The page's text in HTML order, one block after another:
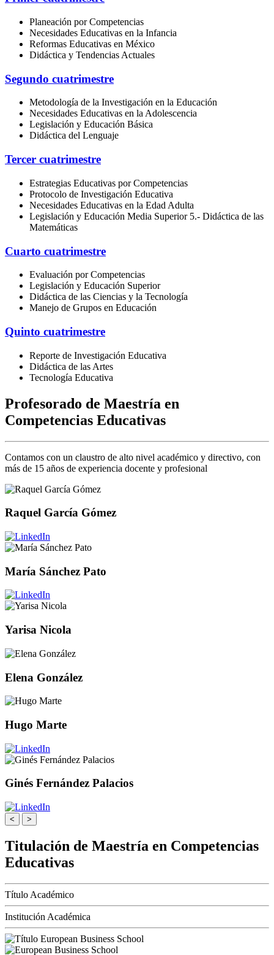
Planeación por Competencias
Necesidades Educativas en la Infancia
Reformas Educativas en México
Didáctica y Tendencias Actuales
Segundo cuatrimestre
Metodología de la Investigación en la Educación
Necesidades Educativas en la Adolescencia
Legislación y Educación Básica
Didáctica del Lenguaje
Tercer cuatrimestre
Estrategias Educativas por Competencias
Protocolo de Investigación Educativa
Necesidades Educativas en la Edad Adulta
Legislación y Educación Media Superior 5.- Didáctica de las
Matemáticas
Cuarto cuatrimestre
Evaluación por Competencias
Legislación y Educación Superior
Didáctica de las Ciencias y la Tecnología
Manejo de Grupos en Educación
Quinto cuatrimestre
Reporte de Investigación Educativa
Didáctica de las Artes
Tecnología Educativa
Profesorado de Maestría en
Competencias Educativas
Contamos con un claustro de alto nivel académico y directivo, con
más de 15 años de experiencia docente y profesional
Raquel García Gómez
María Sánchez Pato
Yarisa Nicola
Elena González
Hugo Marte
Ginés Fernández Palacios
< >
Titulación de Maestría en Competencias
Educativas
Título Académico
Institución Académica